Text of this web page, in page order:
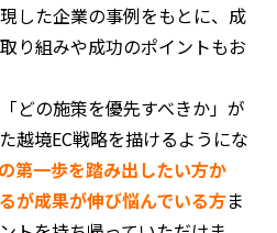
した企業の事例をもとに、成
り組みや成功のポイントもお
どの施策を優先すべきか」が
越境EC戦略を描けるようにな
第一歩を踏み出したい方か
が成果が伸び悩んでいる方ま